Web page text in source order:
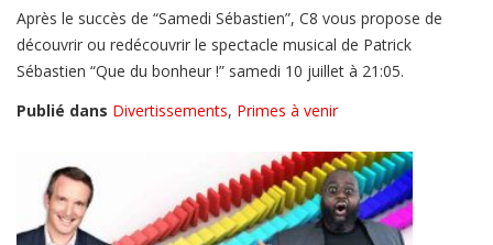
Après le succès de “Samedi Sébastien”, C8 vous propose de
découvrir ou redécouvrir le spectacle musical de Patrick
Sébastien “Que du bonheur !” samedi 10 juillet à 21:05.
Publié dans Divertissements, Primes à venir